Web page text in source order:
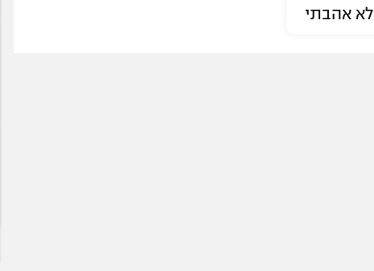
לא אהבתי